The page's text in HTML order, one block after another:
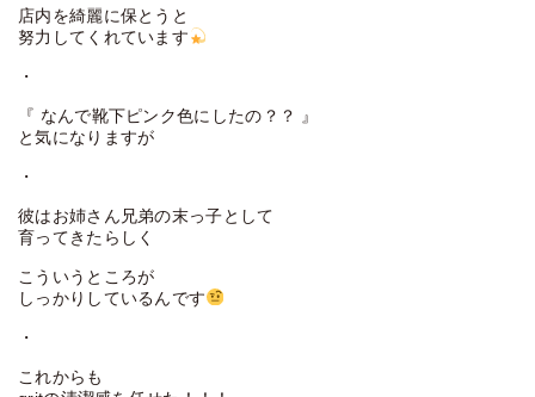
店内を綺麗に保とうと
努力してくれています
・
『 なんで靴下ピンク色にしたの？？ 』
と気になりますが
・
彼はお姉さん兄弟の末っ子として
育ってきたらしく
こういうところが
しっかりしているんです
・
これからも